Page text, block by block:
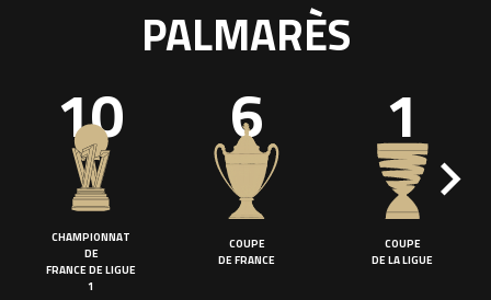
PALMARÈS
10
CHAMPIONNAT
DE
FRANCE DE LIGUE
1
6
COUPE
DE FRANCE
1
COUPE
DE LA LIGUE